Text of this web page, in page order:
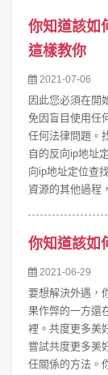
你知道該如
這樣教你
2021-07-06
因此您必須在開
免因盲目使用任
任何法律問題。
自的反向ip地址
向ip地址定位查
資源的其他過程
你知道該如
2021-06-29
要想解決外遇，
果作弊的一方還
裡。共度更多美
嘗試共度更多美
任關係的方法。